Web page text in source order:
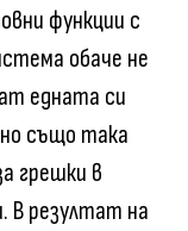
функции с
обаче не
едната си
също така
грешки в
В резултат на